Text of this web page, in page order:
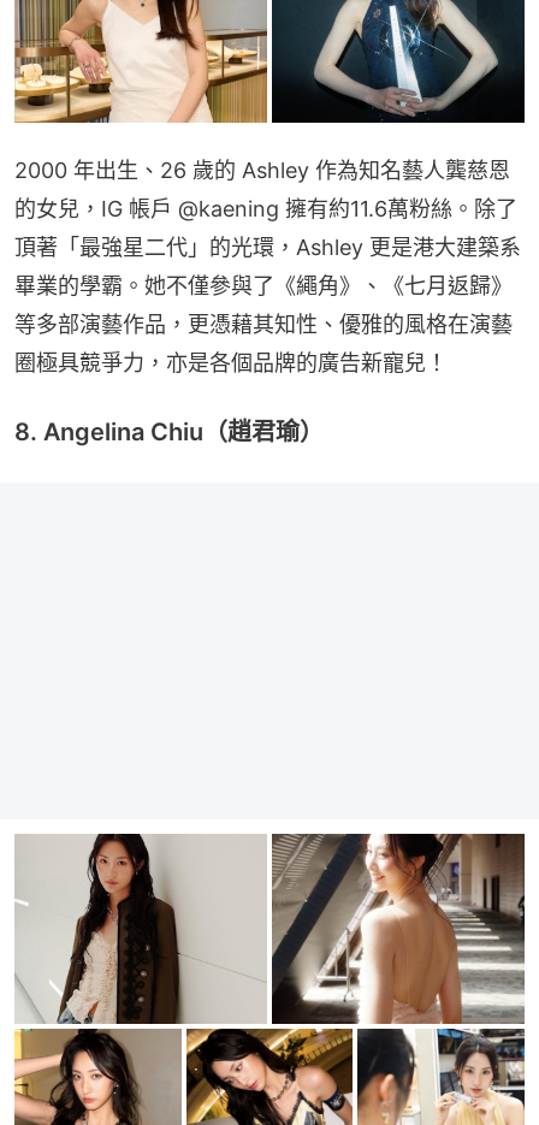
2000 年出生、26 歲的 Ashley 作為知名藝人龔慈恩
的女兒，IG 帳戶 @kaening 擁有約11.6萬粉絲。除了
頂著「最強星二代」的光環，Ashley 更是港大建築系
畢業的學霸。她不僅參與了《繩角》、《七月返歸》
等多部演藝作品，更憑藉其知性、優雅的風格在演藝
圈極具競爭力，亦是各個品牌的廣告新寵兒！
8. Angelina Chiu（趙君瑜）